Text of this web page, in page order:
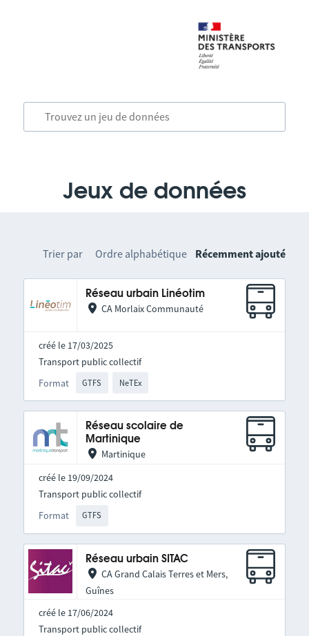
Jeux de données
Trier par Ordre alphabétique Récemment ajouté
Réseau urbain Linéotim
CA Morlaix Communauté
créé le 17/03/2025
Format GTFS NeTEx
Transport public collectif
Réseau scolaire de
Martinique
Martinique
créé le 19/09/2024
Format GTFS
Transport public collectif
Réseau urbain SITAC
CA Grand Calais Terres et Mers,
Guînes
créé le 17/06/2024
Transport public collectif